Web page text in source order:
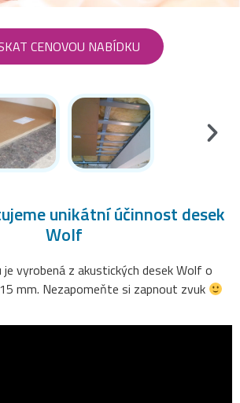
CENOVOU NABÍDKU
unikátní účinnost desek
Wolf
vyrobená z akustických desek Wolf o
mm. Nezapomeňte si zapnout zvuk